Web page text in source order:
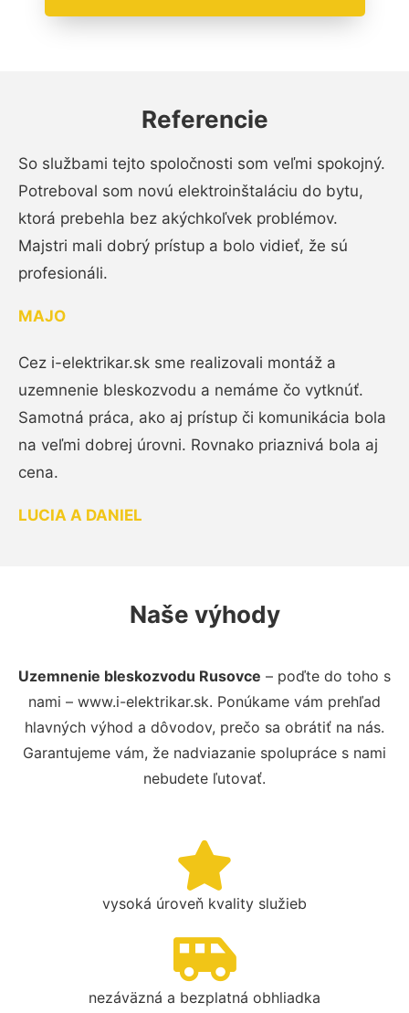
Referencie
So službami tejto spoločnosti som veľmi spokojný.
Potreboval som novú elektroinštaláciu do bytu,
ktorá prebehla bez akýchkoľvek problémov.
Majstri mali dobrý prístup a bolo vidieť, že sú
profesionáli.
MAJO
Cez i-elektrikar.sk sme realizovali montáž a
uzemnenie bleskozvodu a nemáme čo vytknúť.
Samotná práca, ako aj prístup či komunikácia bola
na veľmi dobrej úrovni. Rovnako priaznivá bola aj
cena.
LUCIA A DANIEL
Naše výhody
Uzemnenie bleskozvodu Rusovce – poďte do toho s
nami – www.i-elektrikar.sk. Ponúkame vám prehľad
hlavných výhod a dôvodov, prečo sa obrátiť na nás.
Garantujeme vám, že nadviazanie spolupráce s nami
nebudete ľutovať.
vysoká úroveň kvality služieb
nezáväzná a bezplatná obhliadka